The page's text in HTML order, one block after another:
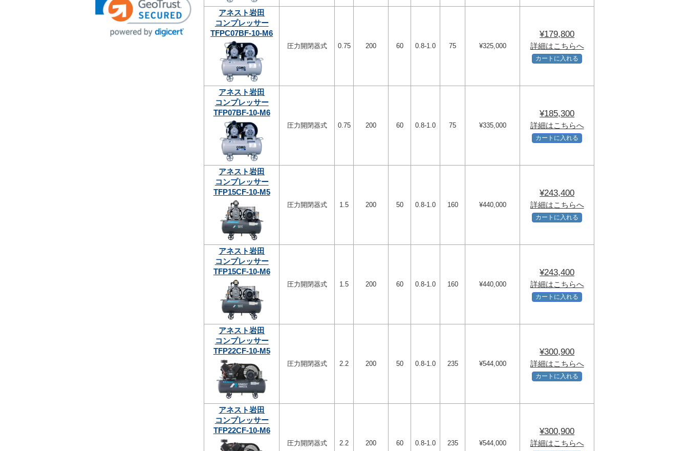
アネスト岩田
コンプレッサー
TFPC07BF-10-M6
圧力開閉器式 0.75 200 60 0.8-1.0 75 ¥325,000
¥179,800
詳細はこちらへ
カートに入れる
アネスト岩田
コンプレッサー
TFP07BF-10-M6
圧力開閉器式 0.75 200 60 0.8-1.0 75 ¥335,000
¥185,300
詳細はこちらへ
カートに入れる
アネスト岩田
コンプレッサー
TFP15CF-10-M5
圧力開閉器式 1.5 200 50 0.8-1.0 160 ¥440,000
¥243,400
詳細はこちらへ
カートに入れる
アネスト岩田
コンプレッサー
TFP15CF-10-M6
圧力開閉器式 1.5 200 60 0.8-1.0 160 ¥440,000
¥243,400
詳細はこちらへ
カートに入れる
アネスト岩田
コンプレッサー
TFP22CF-10-M5
圧力開閉器式 2.2 200 50 0.8-1.0 235 ¥544,000
¥300,900
詳細はこちらへ
カートに入れる
アネスト岩田
コンプレッサー
TFP22CF-10-M6
圧力開閉器式 2.2 200 60 0.8-1.0 235 ¥544,000
¥300,900
詳細はこちらへ